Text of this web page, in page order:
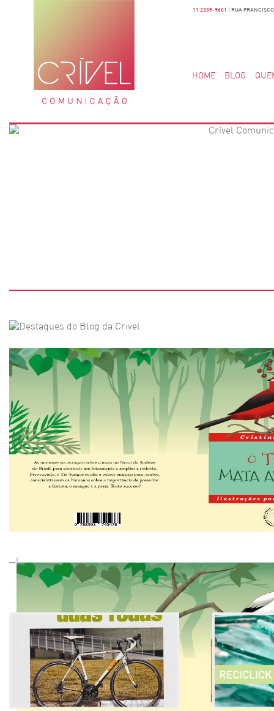
11 2339-9601 | RUA
HOME BLOG
KTM BIKES NA REVISTA VO2 MAX